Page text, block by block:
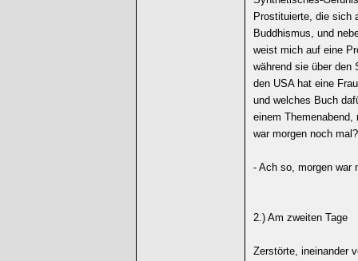
Prostituierte, die sich
Buddhismus, und
weist mich auf eine
während sie über
den USA hat eine
und welches Buch
einem
war morgen noch mal?
- Ach so, morgen war
2.) Am zweiten Tage
Zerstörte, ineinander